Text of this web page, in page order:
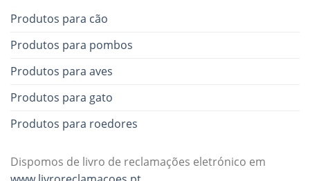
Produtos para cão
Produtos para pombos
Produtos para aves
Produtos para gato
Produtos para roedores
Dispomos de livro de reclamações eletrónico em